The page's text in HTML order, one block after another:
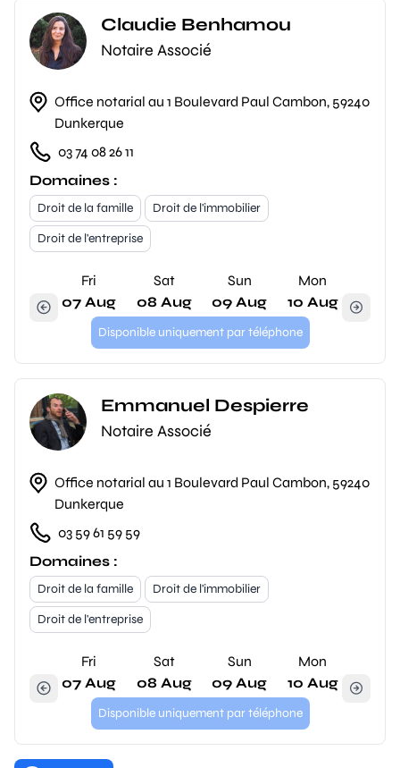
Claudie Benhamou
Notaire Associé
Office notarial au 1 Boulevard Paul Cambon, 59240
Dunkerque
03 74 08 26 11
Domaines :
Droit de la famille
Droit de l'immobilier
Droit de l'entreprise
Fri
07 Aug
Sat
08 Aug
Sun
09 Aug
Mon
10 Aug
Disponible uniquement par téléphone
Emmanuel Despierre
Notaire Associé
Office notarial au 1 Boulevard Paul Cambon, 59240
Dunkerque
03 59 61 59 59
Domaines :
Droit de la famille
Droit de l'immobilier
Droit de l'entreprise
Fri
07 Aug
Sat
08 Aug
Sun
09 Aug
Mon
10 Aug
Disponible uniquement par téléphone